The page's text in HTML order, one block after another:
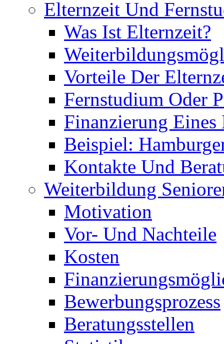
Elternzeit Und
Was Ist Elternzeit?
Vorteile Der
Fernstudium Oder
Finanzierung Eines
Beispiel:
Kontakte Und
Weiterbildung
Motivation
Vor- Und Nachteile
Kosten
Bewerbungsprozess
Beratungsstellen